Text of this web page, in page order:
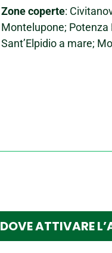
Zone coperte:
Montelupone; Potenza
Sant’Elpidio a mare;
DOVE ATTIVARE